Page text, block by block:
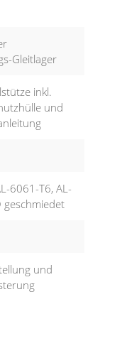
Gleitlager
inkl.
und
6061-T6, AL-
geschmiedet
und